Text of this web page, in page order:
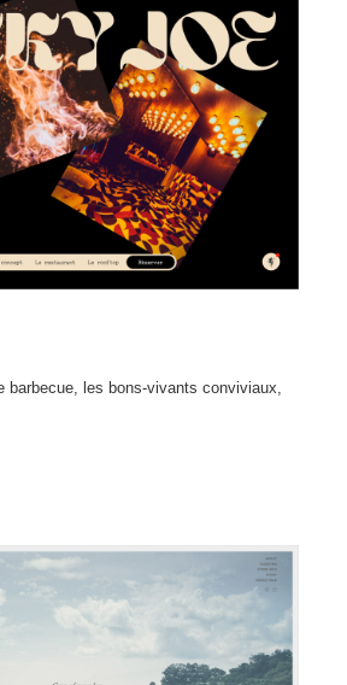
barbecue, les bons-vivants conviviaux,